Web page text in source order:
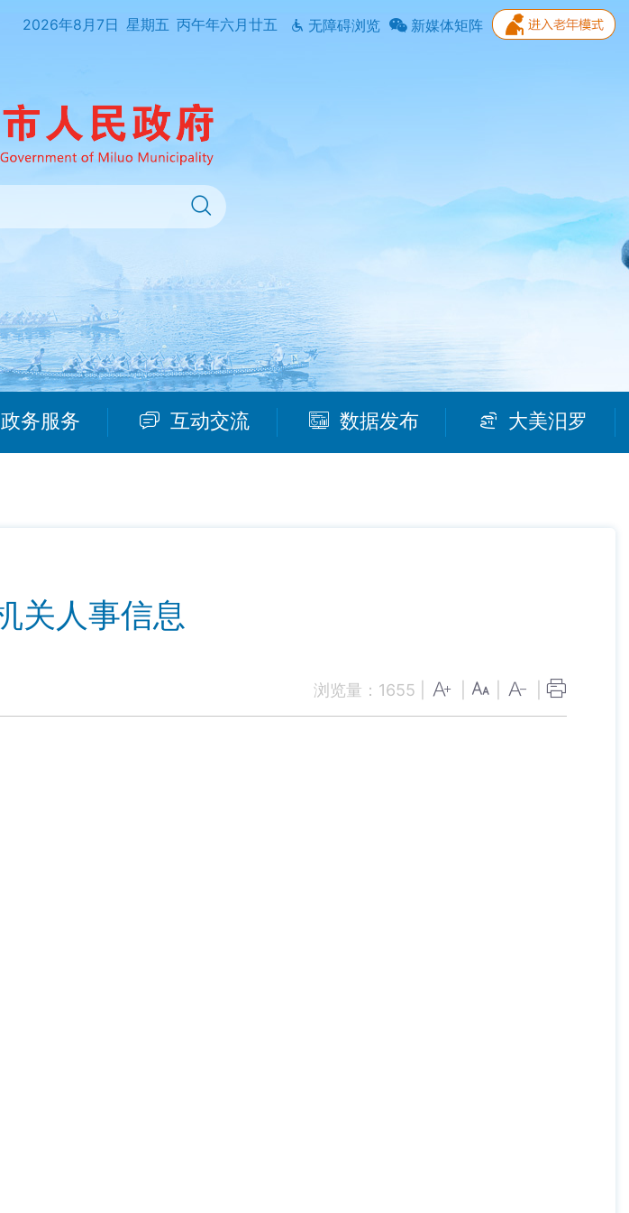
2026年8月7日 星期五 丙午年六月廿五 无障碍浏览 新媒体矩阵
政务服务 互动交流 数据发布 大美汨罗
关人事信息
浏览量： 1655